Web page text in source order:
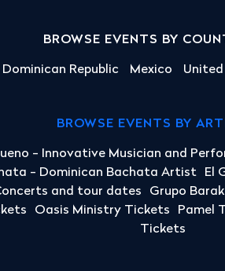
BROWSE EVENTS BY
Dominican Republic Mexico
BROWSE EVENTS BY
- Innovative Musician and
- Dominican Bachata Artist El
and tour dates Grupo
Oasis Ministry Tickets Pamel
Tickets